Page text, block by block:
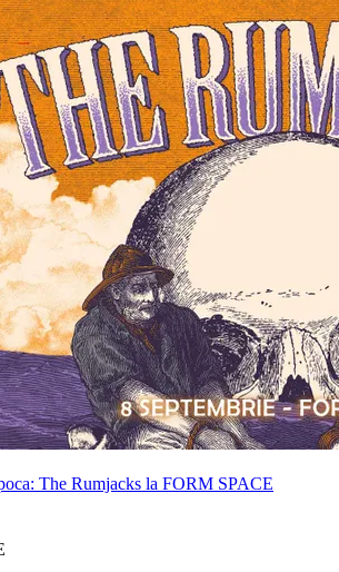
The Rumjacks la FORM SPACE